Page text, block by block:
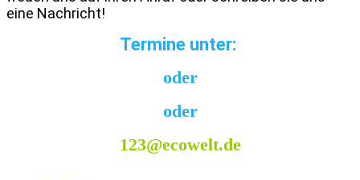
eine Nachricht!
Termine unter:
oder
oder
123@ecowelt.de